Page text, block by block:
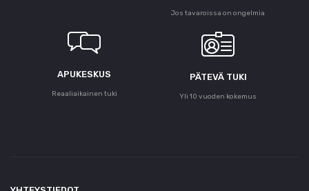
Jos tavaroissa on ongelmia
APUKESKUS
Reaaliaikainen tuki
PÄTEVÄ TUKI
Yli 10 vuoden kokemus